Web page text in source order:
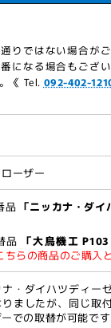
りではない場合が
になる場合もござ
《 Tel. 092-402-
ーザー
品 「ニッカナ・ダイ
品
「大鳥機工
ちらの商品のご購入
・ダイハツディー
ましたが、同じ取
での取替が可能です